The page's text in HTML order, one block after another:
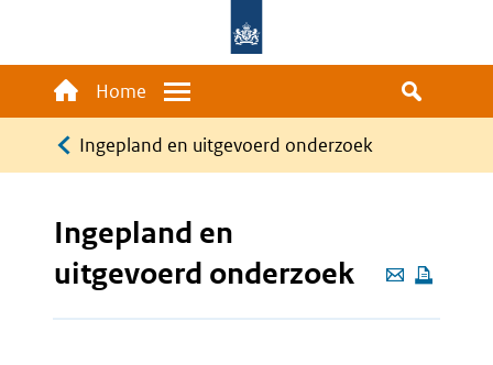
gaan
Main
navigation
Home Menu
Kruimelpad
Ingepland en uitgevoerd onderzoek
Deze
pagina
Ingepland en
uitgevoerd onderzoek